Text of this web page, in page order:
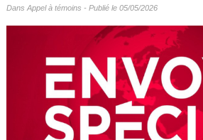
Dans Appel à témoins - Publié le 05/05/2026